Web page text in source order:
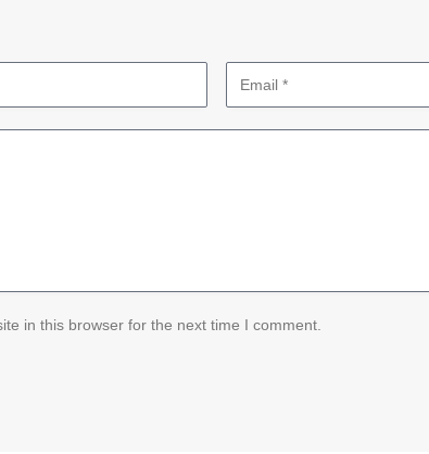
in this browser for the next time I comment.